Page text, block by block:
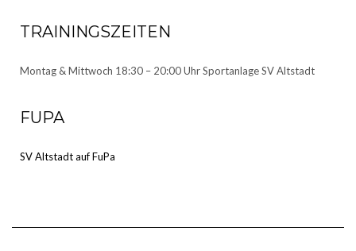
TRAININGSZEITEN
Montag & Mittwoch 18:30 – 20:00 Uhr Sportanlage SV Altstadt
FUPA
SV Altstadt auf FuPa